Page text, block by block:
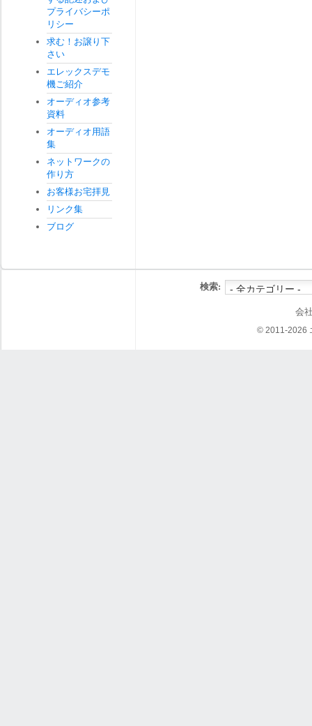
プライバシーポ
リシー
求む！お譲り下
さい
エレックスデモ
機ご紹介
オーディオ参考
資料
オーディオ用語
集
ネットワークの
作り方
お客様お宅拝見
リンク集
ブログ
検索:
会
© 2011-2026